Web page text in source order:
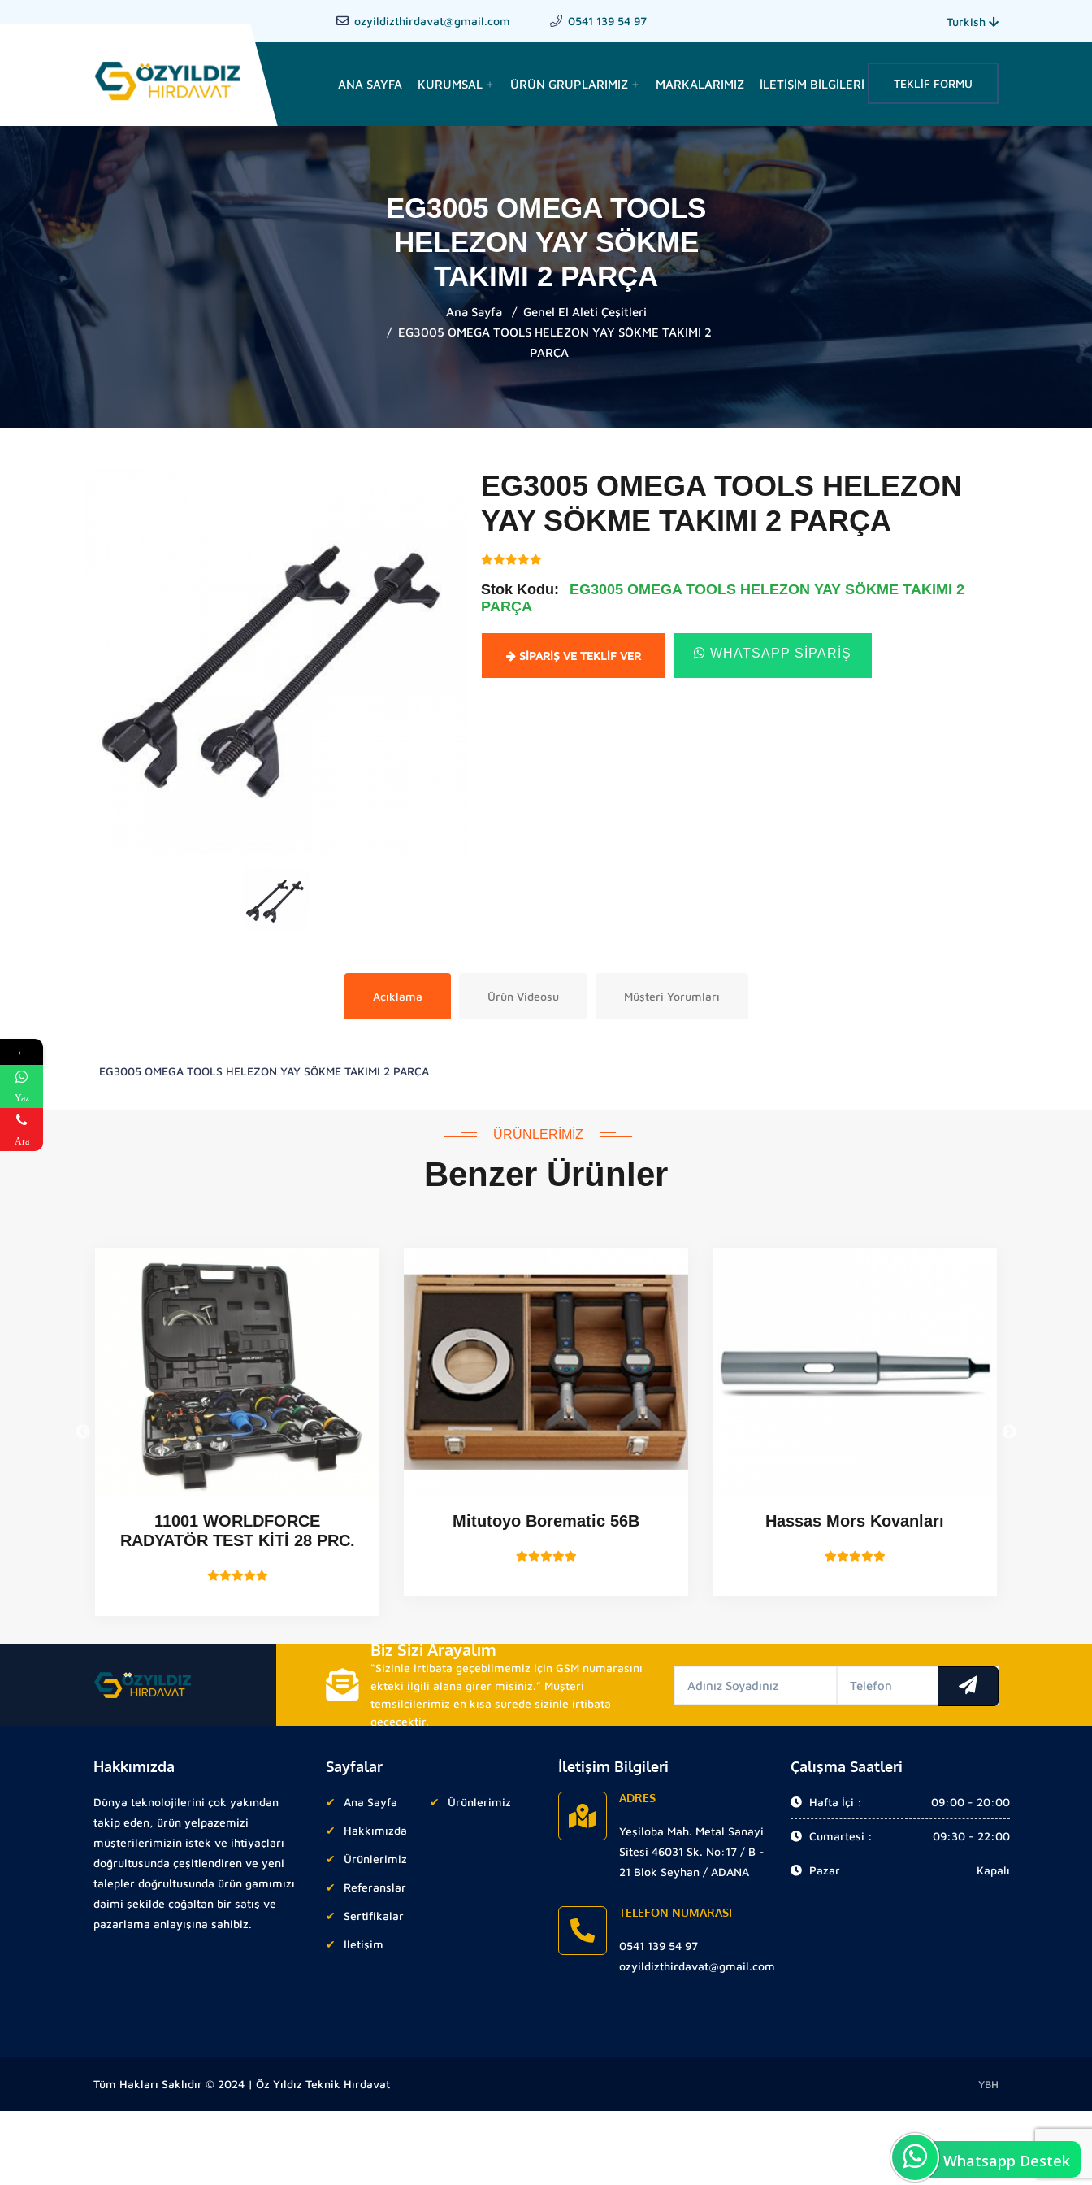
ozyildizthirdavat@gmail.com 0541 139 54 97 Turkish
TEKLIF FORMU
ANA SAYFA KURUMSAL add ÜRÜN GRUPLARIMIZ add MARKALARIMIZ İLETIŞIM BILGILERI
EG3005 OMEGA TOOLS
HELEZON YAY SÖKME
TAKIMI 2 PARÇA
Ana Sayfa
Genel El Aleti Çeşitleri
EG3005 OMEGA TOOLS HELEZON YAY SÖKME TAKIMI 2
PARÇA
EG3005 OMEGA TOOLS HELEZON
YAY SÖKME TAKIMI 2 PARÇA
Stok Kodu:
EG3005 OMEGA TOOLS HELEZON YAY SÖKME TAKIMI 2
PARÇA
SIPARIŞ VE TEKLIF VER WHATSAPP SIPARIŞ
Açıklama Ürün Videosu Müşteri Yorumları
EG3005 OMEGA TOOLS HELEZON YAY SÖKME TAKIMI 2 PARÇA
ÜRÜNLERIMIZ
Benzer Ürünler
11001 WORLDFORCE
RADYATÖR TEST KİTİ 28 PRC.
Mitutoyo Borematic 56B Hassas Mors Kovanları
Biz Sizi Arayalım
“Sizinle irtibata geçebilmemiz için GSM numarasını
ekteki ilgili alana girer misiniz.” Müşteri
temsilcilerimiz en kısa sürede sizinle irtibata
geçecektir.
Hakkımızda
Dünya teknolojilerini çok yakından
takip eden, ürün yelpazemizi
müşterilerimizin istek ve ihtiyaçları
doğrultusunda çeşitlendiren ve yeni
talepler doğrultusunda ürün gamımızı
daimi şekilde çoğaltan bir satış ve
pazarlama anlayışına sahibiz.
Sayfalar
Ana Sayfa
Hakkımızda
Ürünlerimiz
Referanslar
Sertifikalar
İletişim
Ürünlerimiz
İletişim Bilgileri
ADRES
Yeşiloba Mah. Metal Sanayi
Sitesi 46031 Sk. No:17 / B -
21 Blok Seyhan / ADANA
TELEFON NUMARASI
0541 139 54 97
ozyildizthirdavat@gmail.com
Çalışma Saatleri
Hafta İçi : 09:00 - 20:00
Cumartesi : 09:30 - 22:00
Pazar Kapalı
Tüm Hakları Saklıdır © 2024 | Öz Yıldız Teknik Hırdavat YBH
Whatsapp Destek
←
Yaz
Ara